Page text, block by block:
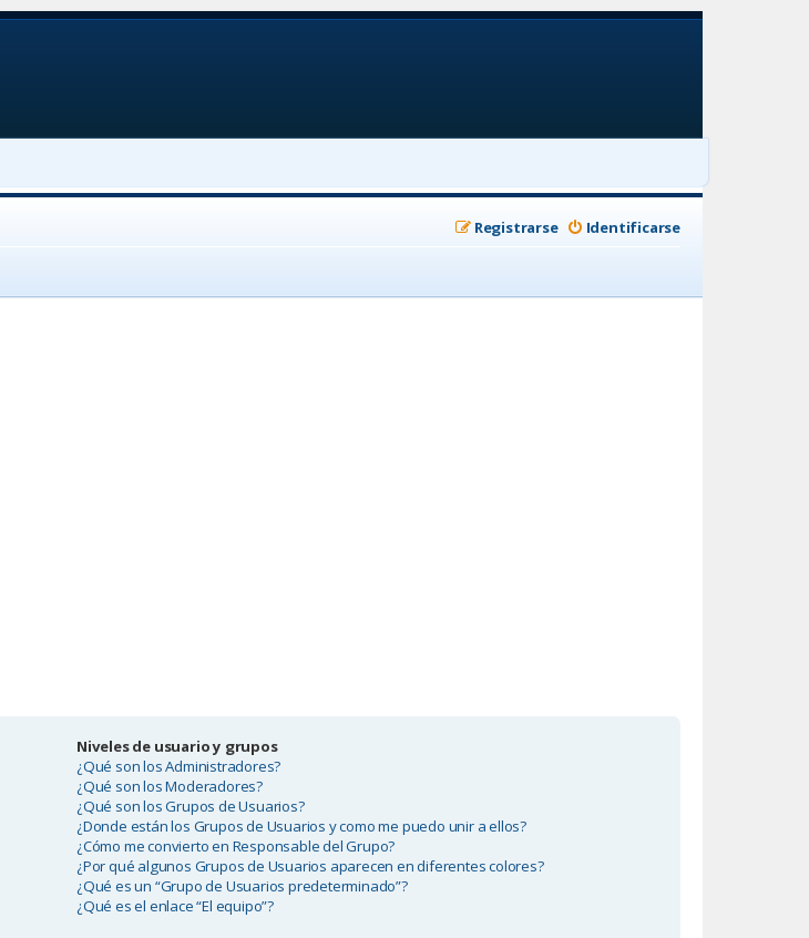
Identificarse
Registrarse
Niveles de usuario y grupos
¿Qué son los Administradores?
¿Qué son los Moderadores?
¿Qué son los Grupos de Usuarios?
¿Donde están los Grupos de Usuarios y como me puedo unir a ellos?
¿Cómo me convierto en Responsable del Grupo?
¿Por qué algunos Grupos de Usuarios aparecen en diferentes colores?
¿Qué es un “Grupo de Usuarios predeterminado”?
¿Qué es el enlace “El equipo”?